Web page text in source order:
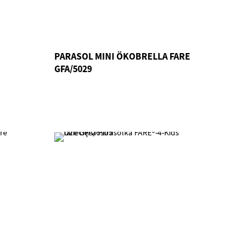
PARASOL MINI ÖKOBRELLA FARE
GFA/5029